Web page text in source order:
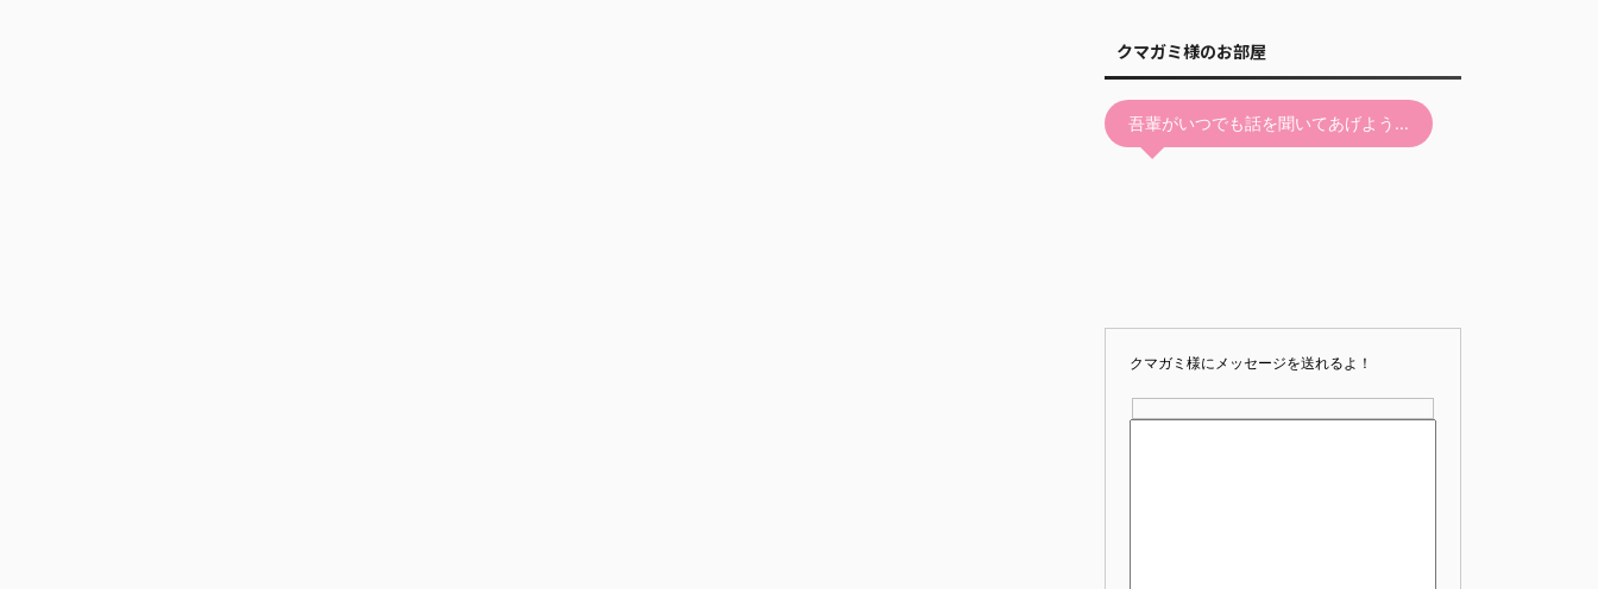
クマガミ様のお部屋
吾輩がいつでも話を聞いてあげよう…
クマガミ様にメッセージを送れるよ！